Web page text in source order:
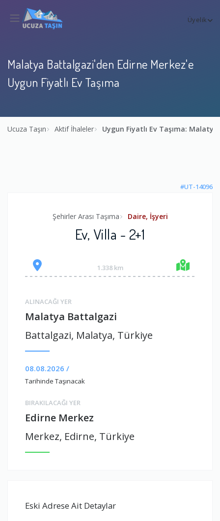
Üyelik
Malatya Battalgazi'den Edirne Merkez'e
Uygun Fiyatlı Ev Taşıma
Ucuza Taşın Aktif İhaleler Uygun Fiyatlı Ev Taşıma:
#UT-14096
Şehirler Arası Taşıma Daire, İşyeri
Ev, Villa - 2+1
1.338 km
ALINACAĞI YER
Malatya Battalgazi
Battalgazi, Malatya, Türkiye
08.08.2026 /
Tarihinde Taşınacak
BIRAKILACAĞI YER
Edirne Merkez
Merkez, Edirne, Türkiye
Eski Adrese Ait Detaylar